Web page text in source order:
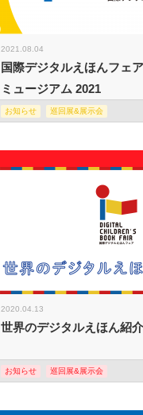
2021.08.04
国際デジタルえほんフェ
ミュージアム 2021
お知らせ 巡回展&展示会
2020.04.13
世界のデジタルえほん紹介
お知らせ 巡回展&展示会